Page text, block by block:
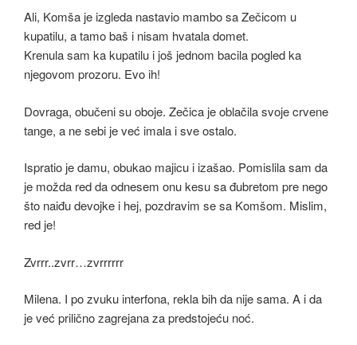
Ali, Komša je izgleda nastavio mambo sa Zečicom u
kupatilu, a tamo baš i nisam hvatala domet.
Krenula sam ka kupatilu i još jednom bacila pogled ka
njegovom prozoru. Evo ih!
Dovraga, obučeni su oboje. Zečica je oblačila svoje crvene
tange, a ne sebi je već imala i sve ostalo.
Ispratio je damu, obukao majicu i izašao. Pomislila sam da
je možda red da odnesem onu kesu sa đubretom pre nego
što naiđu devojke i hej, pozdravim se sa Komšom. Mislim,
red je!
Zvrrr..zvrr…zvrrrrrr
Milena. I po zvuku interfona, rekla bih da nije sama. A i da
je već prilično zagrejana za predstojeću noć.